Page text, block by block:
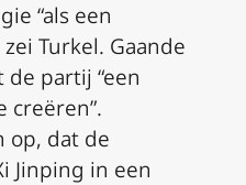
“als een
Turkel. Gaande
partij “een
creëren”.
op, dat de
Jinping in een